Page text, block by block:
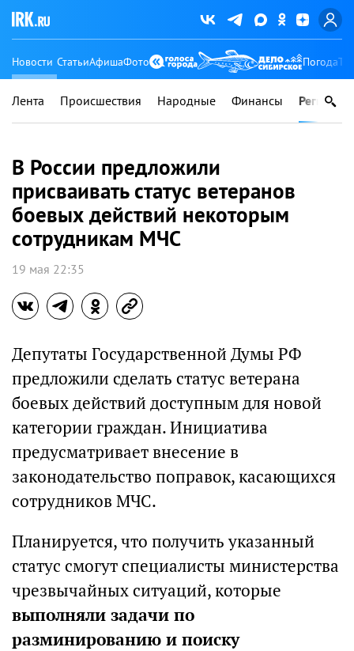
Новости СтатьиАфишаФото Погода
Лента Происшествия Народные Финансы Регионы
В России предложили
присваивать статус ветеранов
боевых действий некоторым
сотрудникам МЧС
19 мая 22:35
Депутаты Государственной Думы РФ
предложили сделать статус ветерана
боевых действий доступным для новой
категории граждан. Инициатива
предусматривает внесение в
законодательство поправок, касающихся
сотрудников МЧС.
Планируется, что получить указанный
статус смогут специалисты министерства
чрезвычайных ситуаций, которые
выполняли задачи по
разминированию и поиску